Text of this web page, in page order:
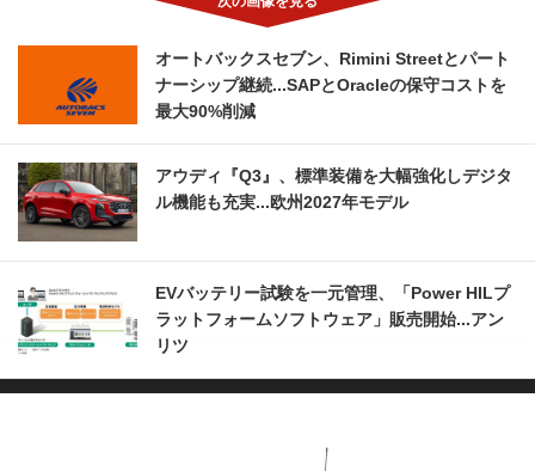
オートバックスセブン、Rimini Streetとパート
ナーシップ継続...SAPとOracleの保守コストを
最大90%削減
アウディ『Q3』、標準装備を大幅強化しデジタ
ル機能も充実...欧州2027年モデル
EVバッテリー試験を一元管理、「Power HILプ
ラットフォームソフトウェア」販売開始...アン
リツ